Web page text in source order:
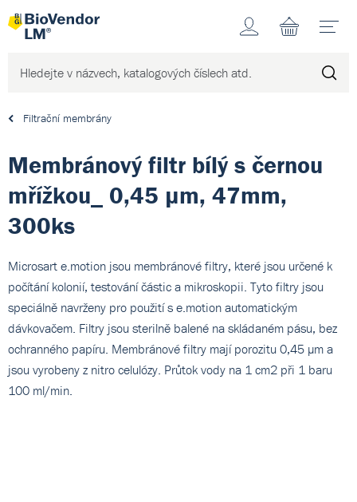
Účet
Filtrační membrány
Membránový filtr bílý s černou
mřížkou_ 0,45 µm, 47mm,
300ks
Microsart e.motion jsou membránové filtry, které jsou určené k
počítání kolonií, testování částic a mikroskopii. Tyto filtry jsou
speciálně navrženy pro použití s e.motion automatickým
dávkovačem. Filtry jsou sterilně balené na skládaném pásu, bez
ochranného papíru. Membránové filtry mají porozitu 0,45 µm a
jsou vyrobeny z nitro celulózy. Průtok vody na 1 cm2 při 1 baru
100 ml/min.